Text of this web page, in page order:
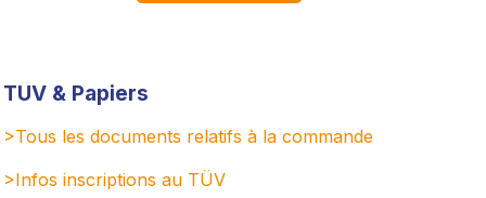
TÜV & Papiers
>Tous les documents relatifs à la commande
>Infos inscriptions au TÜV